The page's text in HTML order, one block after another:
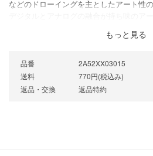
などのドローイングを主としたアート性
もっと見る
品番
2A52XX03015
送料
770円(税込み)
返品・交換
返品特約